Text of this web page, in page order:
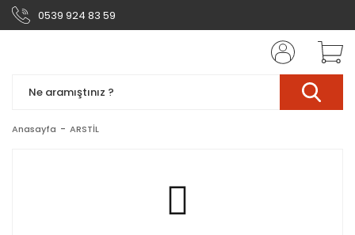
0539 924 83 59
Anasayfa ARSTİL